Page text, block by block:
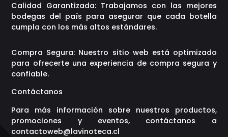
Calidad Garantizada: Trabajamos con las mejores
bodegas del país para asegurar que cada botella
cumpla con los más altos estándares.
Compra Segura: Nuestro sitio web está optimizado
para ofrecerte una experiencia de compra segura y
confiable.
Contáctanos
Para más información sobre nuestros productos,
promociones y eventos, contáctanos a
contactoweb@lavinoteca.cl